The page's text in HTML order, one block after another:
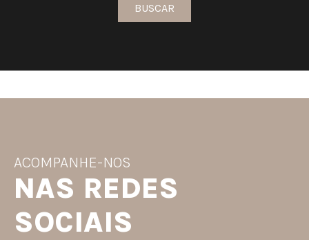
BUSCAR
ACOMPANHE-NOS
NAS REDES
SOCIAIS